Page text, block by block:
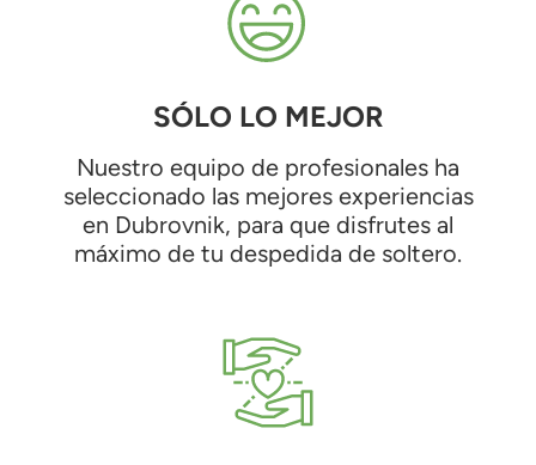
SÓLO LO MEJOR
Nuestro equipo de profesionales ha
seleccionado las mejores experiencias
en Dubrovnik, para que disfrutes al
máximo de tu despedida de soltero.